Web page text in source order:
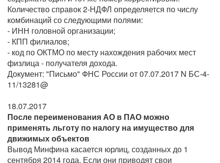
Количество справок 2-НДФЛ определяется по числу
комбинаций со следующими полями:
- ИНН головной организации;
- КПП филиалов;
- код по ОКТМО по месту нахождения рабочих мест
физлица - получателя дохода.
Документ: Письмо ФНС России от 07.07.2017 N БС-4-
11/13281@
18.07.2017
После переименования АО в ПАО можно
применять льготу по налогу на имущество для
движимых объектов
Вывод Минфина касается юрлиц, созданных до 1
сентября 2014 года. Если они приводят свои